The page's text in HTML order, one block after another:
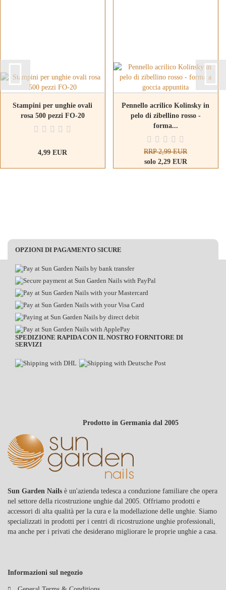
Stampini per unghie ovali
rosa 500 pezzi FO-20
4,99 EUR
Pennello acrilico Kolinsky in
pelo di zibellino rosso -
forma...
RRP 2,99 EUR
solo 2,29 EUR
OPZIONI DI PAGAMENTO SICURE
SPEDIZIONE RAPIDA CON IL NOSTRO FORNITORE DI
SERVIZI
Prodotto in Germania dal 2005
Sun Garden Nails è un'azienda tedesca a conduzione familiare che opera
nel settore della ricostruzione unghie dal 2005. Offriamo prodotti e
accessori di alta qualità per la cura e la modellazione delle unghie. Siamo
specializzati in prodotti per i centri di ricostruzione unghie professionali,
ma anche per i privati che desiderano migliorare le proprie unghie a casa.
Informazioni sul negozio